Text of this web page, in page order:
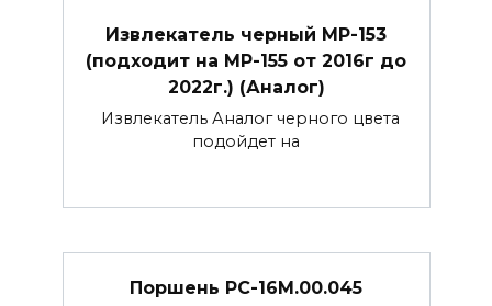
Извлекатель черный МР-153
(подходит на МР-155 от 2016г до
2022г.) (Аналог)
Извлекатель Аналог черного цвета
подойдет на
Поршень РС-16М.00.045